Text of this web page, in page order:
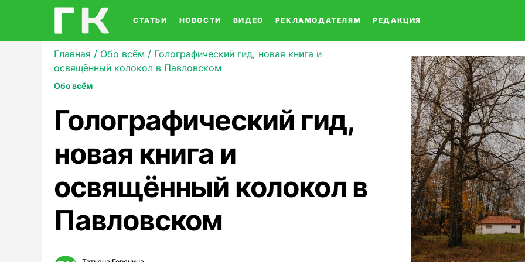
СТАТЬИ НОВОСТИ ВИДЕО РЕКЛАМОДАТЕЛЯМ РЕДАКЦИЯ
Главная / Обо всём / Голографический гид, новая книга и
освящённый колокол в Павловском
Обо всём
Голографический гид,
новая книга и
освящённый колокол в
Павловском